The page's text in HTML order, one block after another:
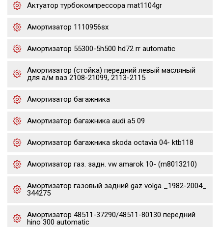
Актуатор турбокомпрессора mat1104gr
Амортизатор 1110956sx
Амортизатор 55300-5h500 hd72 rr automatic
Амортизатор (стойка) передний левый масляный
для а/м ваз 2108-21099, 2113-2115
Амортизатор багажника
Амортизатор багажника audi a5 09
Амортизатор багажника skoda octavia 04- ktb118
Амортизатор газ. задн. vw amarok 10- (m8013210)
Амортизатор газовый задний gaz volga _1982-2004_
344275
Амортизатор 48511-37290/48511-80130 передний
hino 300 automatic